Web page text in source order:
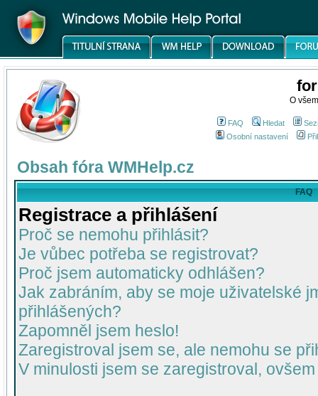
O
FAQ Hledat
Osobní nastavení
Obsah fóra WMHelp.cz
FAQ
Registrace a přihlášení
Proč se nemohu přihlásit?
Je vůbec potřeba se registrovat?
Proč jsem automaticky odhlášen?
Jak zabráním, aby se moje uživatelské
přihlášených?
Zapomněl jsem heslo!
Zaregistroval jsem se, ale nemohu se
V minulosti jsem se zaregistroval,